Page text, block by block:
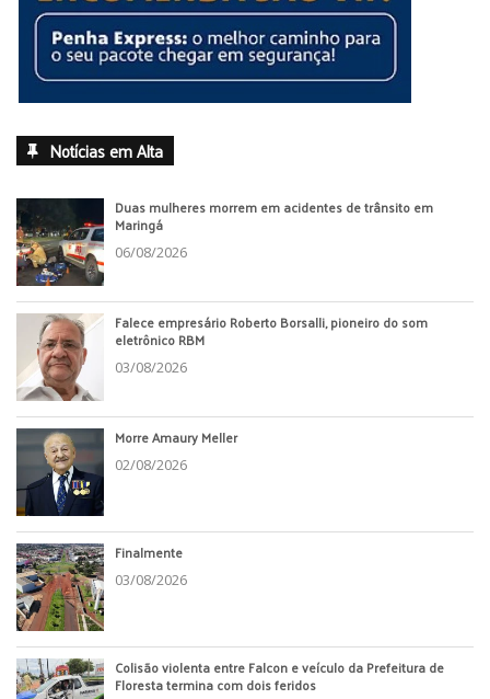
Notícias em Alta
Duas mulheres morrem em acidentes de trânsito em
Maringá
06/08/2026
Falece empresário Roberto Borsalli, pioneiro do som
eletrônico RBM
03/08/2026
Morre Amaury Meller
02/08/2026
Finalmente
03/08/2026
Colisão violenta entre Falcon e veículo da Prefeitura de
Floresta termina com dois feridos